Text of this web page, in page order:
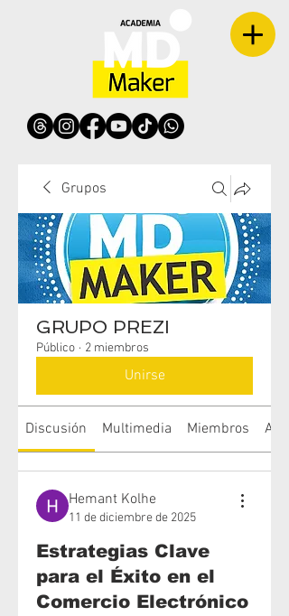
Grupos
GRUPO PREZI
Público · 2 miembros
Unirse
Discusión Multimedia Miembros
Hemant Kolhe
11 de diciembre de 2025
Estrategias Clave
para el Éxito en el
Comercio Electrónico